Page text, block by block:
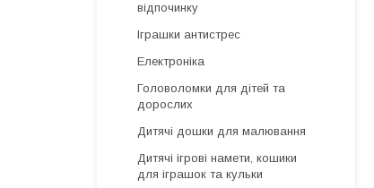
відпочинку
Іграшки антистрес
Електроніка
Головоломки для дітей та
дорослих
Дитячі дошки для малювання
Дитячі ігрові намети, кошики
для іграшок та кульки